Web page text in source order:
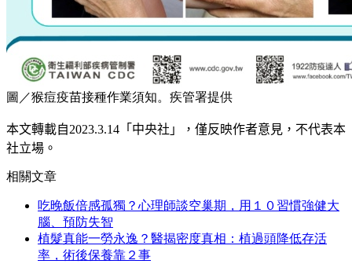
圖／猴痘疫苗接種作業須知。疾管署提供
本文轉載自2023.3.14 「中央社」
，僅反映作者意見，不代表本
社立場。
相關文章
吃晚飯倍感孤獨？心理師談空巢期，用１０習慣強健大
腦、預防失智
植髮真能一勞永逸？醫揭密度真相：植過頭降低存活
率，術後保養靠２事